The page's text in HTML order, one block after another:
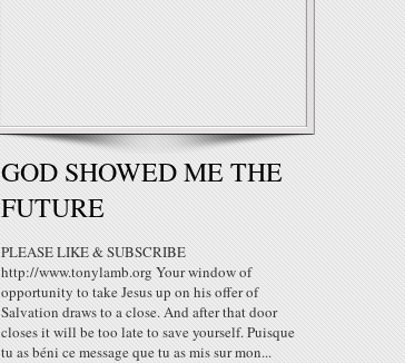
GOD SHOWED ME THE
FUTURE
PLEASE LIKE & SUBSCRIBE
http://www.tonylamb.org Your window of
opportunity to take Jesus up on his offer of
Salvation draws to a close. And after that door
closes it will be too late to save yourself. Puisque
tu as béni ce message que tu as mis sur mon...